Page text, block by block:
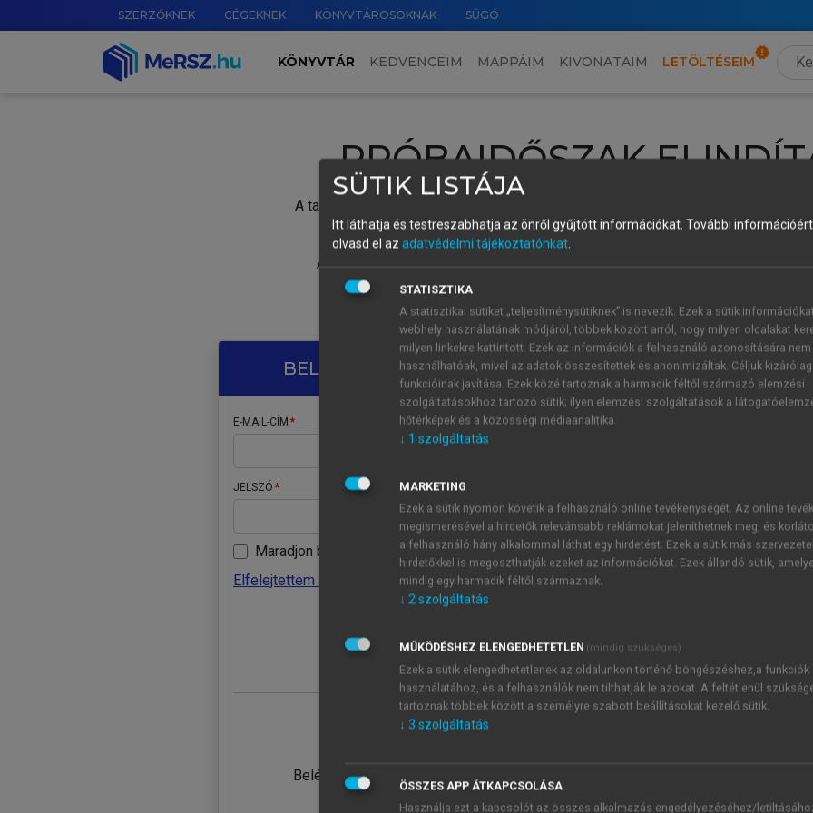
SZERZŐKNEK CÉGEKNEK KÖNYVTÁROSOKNAK SÚGÓ
KÖNYVTÁR KEDVENCEIM MAPPÁIM KIVONATAIM LETÖLTÉSEIM
PRÓBAIDŐSZAK
A tartalom megtekintéséhez lépj be a saját fiókoddal, iskolai azonosítóddal vagy
Új felhasználóként1 óra díjmentes hozzáférésrevagy
A próbaidőszak elindításához,
vagy hozz
A regisztráció után a
BELÉPÉS SAJÁT FIÓKKAL
E-MAIL-CÍM
JELSZÓ
Maradjon belépve
Elfelejtettem a jelszavamat
Belépés intézményi azonosítóval
ÚJ FIÓK
1 óra
JELSZÓ
Kérek értesítést a MeRSZ
Kérek értesítést az
SÜTIK LISTÁJA
Itt láthatja és testreszabhatja az önről gyűjtött információkat. További
olvasd el az adatvédelmi tájékoztatónkat.
STATISZTIKA
A statisztikai sütiket „teljesítménysütiknek” is nevezik. Ezek a sütik
webhely használatának módjáról, többek között arról, hogy milyen oldalakat
milyen linkekre kattintott. Ezek az információk a felhasználó azonosítására nem
használhatóak, mivel az adatok összesítettek és anonimizáltak. Céljuk
funkcióinak javítása. Ezek közé tartoznak a harmadik féltől származó elemzési
szolgáltatásokhoz tartozó sütik; ilyen elemzési szolgáltatások a
hőtérképek és a közösségi médiaanalitika.
↓ 1 szolgáltatás
MARKETING
Ezek a sütik nyomon követik a felhasználó online tevékenységét. Az online
megismerésével a hirdetők relevánsabb reklámokat jeleníthetnek meg, és
a felhasználó hány alkalommal láthat egy hirdetést. Ezek a sütik más
hirdetőkkel is megoszthatják ezeket az információkat. Ezek állandó sütik,
mindig egy harmadik féltől származnak.
↓ 2szolgáltatás
MŰKÖDÉSHEZ ELENGEDHETETLEN (mindig szükséges)
Ezek a sütik elengedhetetlenek az oldalunkon történő böngészéshez,a funkciók
használatához, és a felhasználók nem tilthatják le azokat. A feltétlenül
tartoznak többek között a személyre szabott beállításokat kezelő sütik.
↓ 3 szolgáltatás
ÖSSZES APP ÁTKAPCSOLÁSA
Használja ezt a kapcsolót az összes alkalmazás engedélyezéséhez/